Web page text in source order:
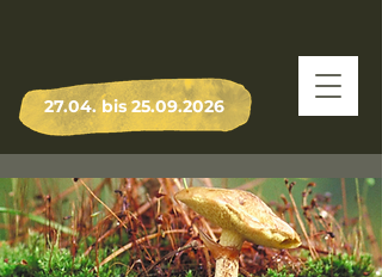
27.04. bis 25.09.2026